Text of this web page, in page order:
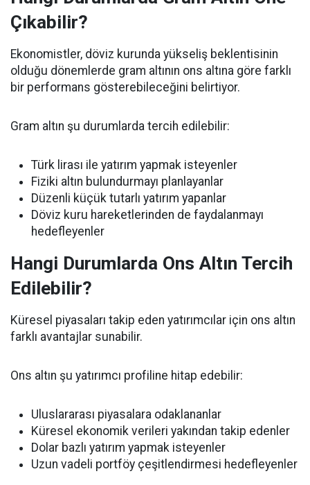
Çıkabilir?
Ekonomistler, döviz kurunda yükseliş beklentisinin
olduğu dönemlerde gram altının ons altına göre farklı
bir performans gösterebileceğini belirtiyor.
Gram altın şu durumlarda tercih edilebilir:
Türk lirası ile yatırım yapmak isteyenler
Fiziki altın bulundurmayı planlayanlar
Düzenli küçük tutarlı yatırım yapanlar
Döviz kuru hareketlerinden de faydalanmayı
hedefleyenler
Hangi Durumlarda Ons Altın Tercih
Edilebilir?
Küresel piyasaları takip eden yatırımcılar için ons altın
farklı avantajlar sunabilir.
Ons altın şu yatırımcı profiline hitap edebilir:
Uluslararası piyasalara odaklananlar
Küresel ekonomik verileri yakından takip edenler
Dolar bazlı yatırım yapmak isteyenler
Uzun vadeli portföy çeşitlendirmesi hedefleyenler